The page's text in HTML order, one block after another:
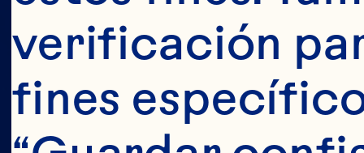
verificación
fines